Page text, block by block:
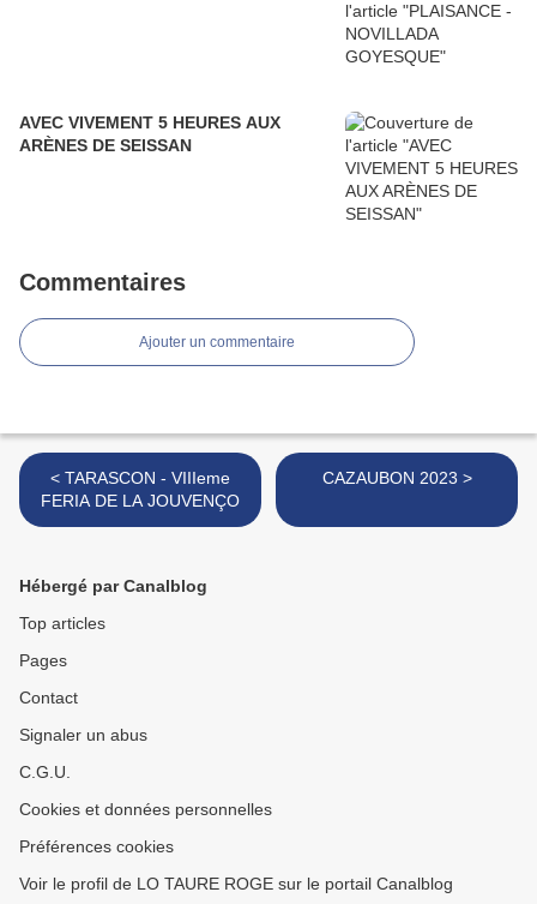
AVEC VIVEMENT 5 HEURES AUX
ARÈNES DE SEISSAN
Commentaires
Ajouter un commentaire
< TARASCON - VIIIeme
FERIA DE LA JOUVENÇO
CAZAUBON 2023 >
Hébergé par Canalblog
Top articles
Pages
Contact
Signaler un abus
C.G.U.
Cookies et données personnelles
Préférences cookies
Voir le profil de LO TAURE ROGE sur le portail Canalblog